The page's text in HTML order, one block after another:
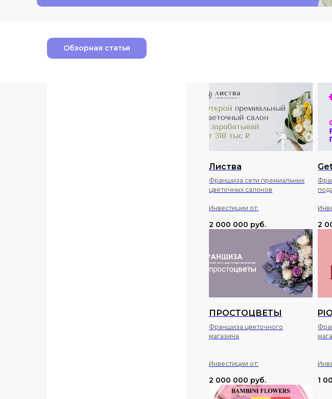
Скачайте бесплатные материалы
Обзорная статья
Листва
Франшиза сети премиальных
цветочных салонов
Инвестиции от:
2 000 000 руб. 2
ПРОСТОЦВЕТЫ
Франшиза цветочного
магазина
Инвестиции от:
2 000 000 руб. 1